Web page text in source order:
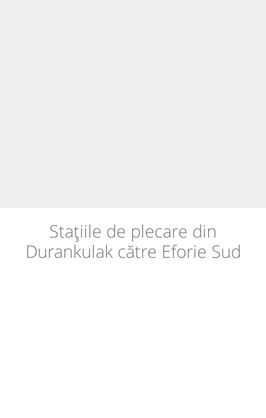
Stațiile de plecare din
Durankulak către Eforie Sud